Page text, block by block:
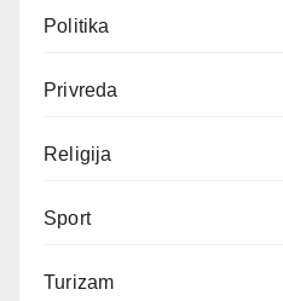
Politika
Privreda
Religija
Sport
Turizam